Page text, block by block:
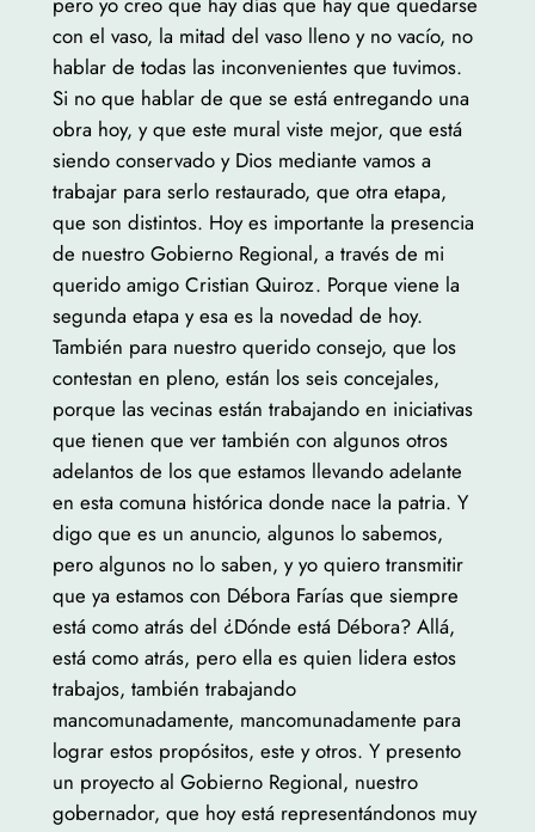
con el vaso, la mitad del vaso lleno y no vacío, no
hablar de todas las inconvenientes que tuvimos.
Si no que hablar de que se está entregando una
obra hoy, y que este mural viste mejor, que está
siendo conservado y Dios mediante vamos a
trabajar para serlo restaurado, que otra etapa,
que son distintos. Hoy es importante la presencia
de nuestro Gobierno Regional, a través de mi
querido amigo Cristian Quiroz. Porque viene la
segunda etapa y esa es la novedad de hoy.
También para nuestro querido consejo, que los
contestan en pleno, están los seis concejales,
porque las vecinas están trabajando en iniciativas
que tienen que ver también con algunos otros
adelantos de los que estamos llevando adelante
en esta comuna histórica donde nace la patria. Y
digo que es un anuncio, algunos lo sabemos,
pero algunos no lo saben, y yo quiero transmitir
que ya estamos con Débora Farías que siempre
está como atrás del ¿Dónde está Débora? Allá,
está como atrás, pero ella es quien lidera estos
trabajos, también trabajando
mancomunadamente, mancomunadamente para
lograr estos propósitos, este y otros. Y presento
un proyecto al Gobierno Regional, nuestro
gobernador, que hoy está representándonos muy